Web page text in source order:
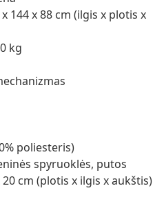
144 x 88 cm (ilgis x plotis x
kg
poliesteris)
spyruoklės, putos
cm (plotis x ilgis x aukštis)